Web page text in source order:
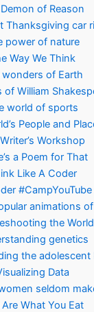
of Reason
Thanksgiving car
power of nature
Way We Think
wonders of Earth
of William
world of sports
People and
Workshop
a Poem for That
Like A Coder
animations
the World
genetics
the adolescent
Data
seldom
Are What You Eat